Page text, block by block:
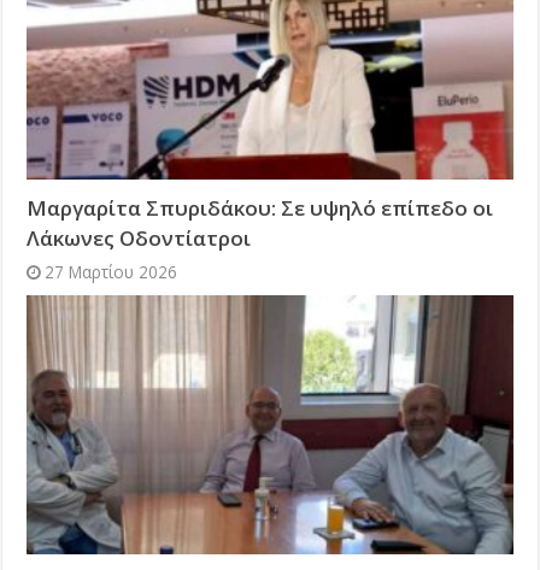
Μαργαρίτα Σπυριδάκου: Σε υψηλό επίπεδο οι
Λάκωνες Οδοντίατροι
27 Μαρτίου 2026